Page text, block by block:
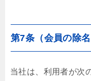
第7条（会員の除
当社は、利用者が次